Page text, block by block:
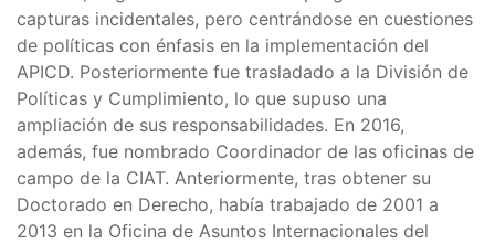
capturas incidentales, pero centrándose en cuestiones
de políticas con énfasis en la implementación del
APICD. Posteriormente fue trasladado a la División de
Políticas y Cumplimiento, lo que supuso una
ampliación de sus responsabilidades. En 2016,
además, fue nombrado Coordinador de las oficinas de
campo de la CIAT. Anteriormente, tras obtener su
Doctorado en Derecho, había trabajado de 2001 a
2013 en la Oficina de Asuntos Internacionales del